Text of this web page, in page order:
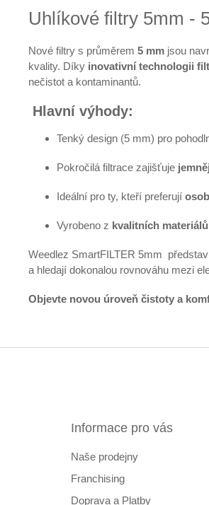
Uhlíkové filtry 5mm -
Nové filtry s průměrem 5 mm jsou
kvality. Díky inovativní technologii
nečistot a kontaminantů.
Hlavní výhody:
Tenký design (5 mm) pro
Pokročilá filtrace zajišťuje
Ideální pro ty, kteří preferují
Vyrobeno z kvalitních materiálů
Weedlez SmartFILTER 5mm
a hledají dokonalou rovnováhu mezi
Objevte novou úroveň čistoty a
Informace pro vás
Naše prodejny
Franchising
Doprava a Platby